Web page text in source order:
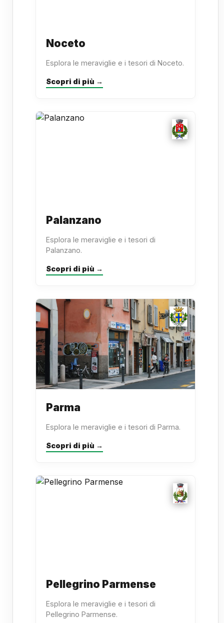
Noceto
Esplora le meraviglie e i tesori di Noceto.
Scopri di più →
Palanzano
Esplora le meraviglie e i tesori di
Palanzano.
Scopri di più →
Parma
Esplora le meraviglie e i tesori di Parma.
Scopri di più →
Pellegrino Parmense
Esplora le meraviglie e i tesori di
Pellegrino Parmense.